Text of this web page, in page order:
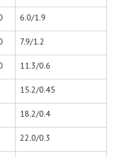
6.0/1.9
7.9/1.2
11.3/0.6
15.2/0.45
18.2/0.4
22.0/0.3